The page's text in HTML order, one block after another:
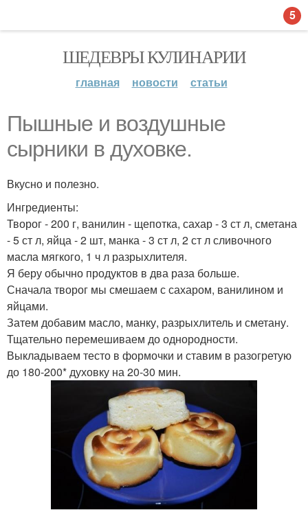
ШЕДЕВРЫ КУЛИНАРИИ
главная новости статьи
Пышные и воздушные
сырники в духовке.
Вкусно и полезно.
Ингредиенты:
Творог - 200 г, ванилин - щепотка, сахар - 3 ст л, сметана
- 5 ст л, яйца - 2 шт, манка - 3 ст л, 2 ст л сливочного
масла мягкого, 1 ч л разрыхлителя.
Я беру обычно продуктов в два раза больше.
Сначала творог мы смешаем с сахаром, ванилином и
яйцами.
Затем добавим масло, манку, разрыхлитель и сметану.
Тщательно перемешиваем до однородности.
Выкладываем тесто в формочки и ставим в разогретую
до 180-200* духовку на 20-30 мин.
5